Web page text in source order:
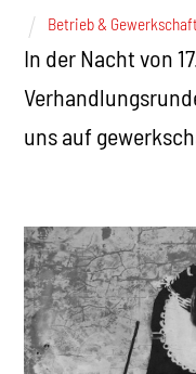
Betrieb & Gewerkschaft
In der Nacht von
uns auf